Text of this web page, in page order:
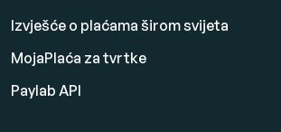
Izvješće o plaćama širom svijeta
MojaPlaća za tvrtke
Paylab API